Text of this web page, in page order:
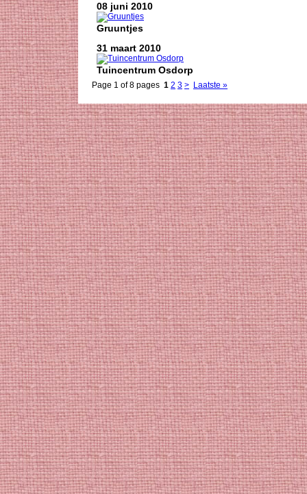
08 juni 2010
Gruuntjes
31 maart 2010
Tuincentrum Osdorp
Page 1 of 8 pages 1 2 3 > Laatste »